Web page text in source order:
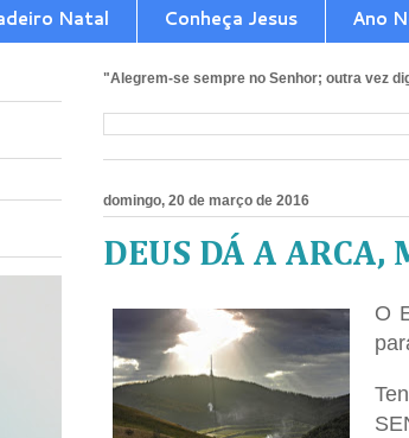
Natal Conheça Jesus Ano
"Alegrem-se sempre no Senhor; outra vez
domingo, 20 de março de 2016
DEUS DÁ A ARCA,
O